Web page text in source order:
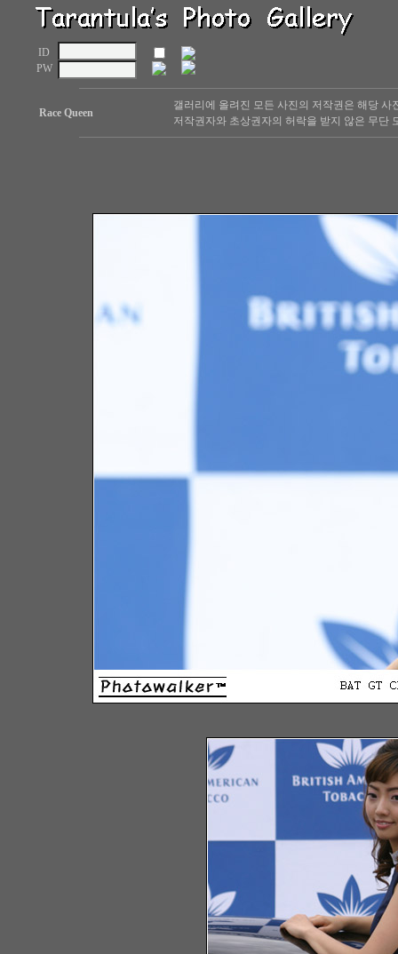
ID
PW
Race Queen
갤러리에 올려진 모든 사진의 저작권은 해당
저작권자와 초상권자의 허락을 받지 않은 무단